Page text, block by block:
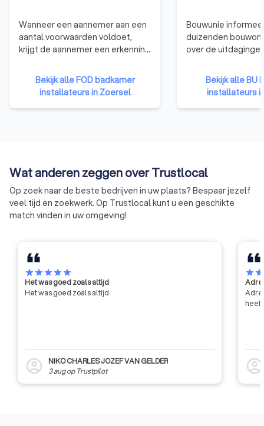
Wanneer een aannemer aan een
aantal voorwaarden voldoet,
krijgt de aannemer een erkenning
minister op advies van de
federale erkenningscommissie.
De erkenning geeft aan de
aanbestedende overheden het
kwaliteitslabel.
Bekijk alle FOD badkamer
installateurs in Zoersel
Bouwunie
duizenden
over de
Bouwunie is er
bedrijven en
ondernemers uit
We behartigen de
Bekijk alle BU
installateurs
Wat anderen zeggen over Trustlocal
Op zoek naar de beste bedrijven in uw plaats? Bespaar jezelf
veel tijd en zoekwerk. Op Trustlocal kunt u een geschikte
match vinden in uw omgeving!
starstarstarstarstar
Het was goed zoals altijd
Het was goed zoals altijd
account_circle
NIKO CHARLES JOZEF VAN GELDER
3 augop Trustpilot
starstar
heel
account_circle